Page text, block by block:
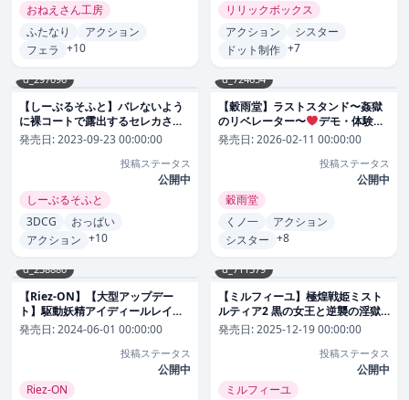
おねえさん工房
ふたなり
アクション
フェラ +10
リリックボックス
アクション
シスター
ドット制作 +7
d_297096
【しーぶるそふと】バレないよう
に裸コートで露出するセレカさん
3DCG
発売日:2023-09-23 00:00:00
投稿ステータス
公開中
しーぶるそふと
3DCG
おっぱい
アクション +10
d_724654
【穀雨堂】ラストスタンド〜姦獄
のリベレーター〜
デモ・体験版
あり
発売日:2026-02-11 00:00:00
投稿ステータス
公開中
穀雨堂
くノ一
アクション
シスター +8
d_238880
【Riez-ON】【大型アップデー
ト】駆動妖精アイディールレイズ
R18 Ver2.2.1
デモ・体験版あり
発売日:2024-06-01 00:00:00
投稿ステータス
公開中
Riez-ON
d_711579
【ミルフィーユ】極煌戦姫ミスト
ルティア2 黒の女王と逆襲の淫獄
動画・アニメーション
発売日:2025-12-19 00:00:00
投稿ステータス
公開中
ミルフィーユ